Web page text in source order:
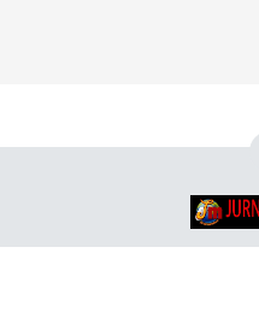
Copyright ©2026Jurnal